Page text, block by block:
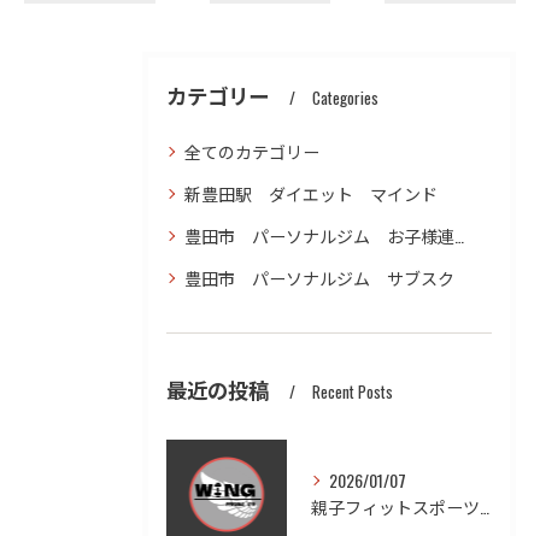
カテゴリー Categories
全てのカテゴリー
新豊田駅 ダイエット マインド
豊田市 パーソナルジム お子様連れ ダイエット
豊田市 パーソナルジム サブスク
最近の投稿 Recent Posts
2026/01/07